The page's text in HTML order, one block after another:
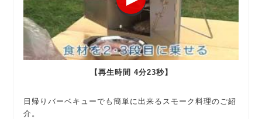
【再生時間 4分23秒】
日帰りバーベキューでも簡単に出来るスモーク料理のご紹
介。